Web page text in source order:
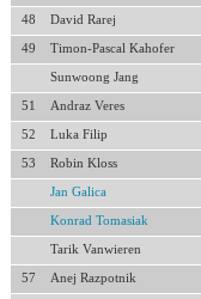
48 David Rarej
49 Timon-Pascal Kahofer
Sunwoong Jang
51 Andraz Veres
52 Luka Filip
53 Robin Kloss
Jan Galica
Konrad Tomasiak
Tarik Vanwieren
57 Anej Razpotnik